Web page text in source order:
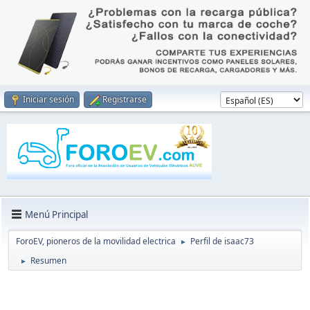
Iniciar sesión Registrarse
Menú Principal
ForoEV, pioneros de la movilidad electrica ► Perfil de isaac73
► Resumen